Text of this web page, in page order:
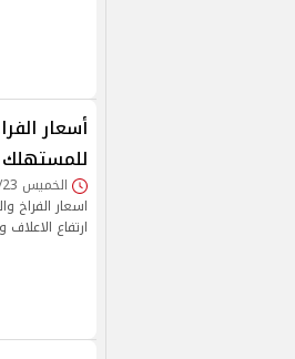
الخميس 23/يناير/2025 - 09:55 ص
ارتفاع